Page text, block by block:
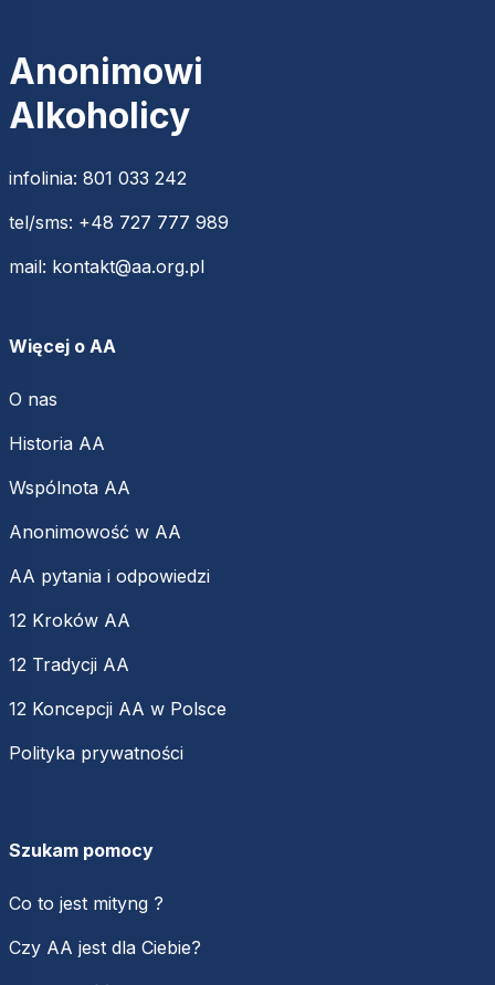
Anonimowi
Alkoholicy
infolinia: 801 033 242
tel/sms: +48 727 777 989
mail: kontakt@aa.org.pl
Więcej o AA
O nas
Historia AA
Wspólnota AA
Anonimowość w AA
AA pytania i odpowiedzi
12 Kroków AA
12 Tradycji AA
12 Koncepcji AA w Polsce
Polityka prywatności
Szukam pomocy
Co to jest mityng ?
Czy AA jest dla Ciebie?